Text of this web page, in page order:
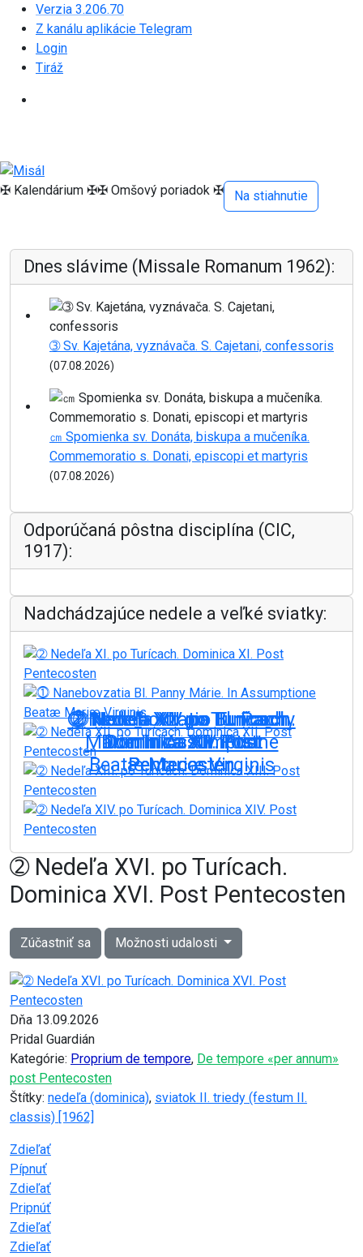
Verzia 3.206.70
Z kanálu aplikácie Telegram
Login
Tiráž
✠ Kalendárium ✠✠ Omšový poriadok ✠ Na stiahnutie
Dnes slávime (Missale Romanum 1962):
➂ Sv. Kajetána, vyznávača. S. Cajetani, confessoris
(07.08.2026)
㎝ Spomienka sv. Donáta, biskupa a mučeníka.
Commemoratio s. Donati, episcopi et martyris
(07.08.2026)
Odporúčaná pôstna disciplína (CIC,
1917):
Nadchádzajúce nedele a veľké sviatky:
➁ Nedeľa XI. po Turícach.
Dominica XI. Post
Pentecosten
⓵ Nanebovzatia Bl. Panny
Márie. In Assumptione
Beatæ Mariæ Virginis
➁ Nedeľa XII. po Turícach.
Dominica XII. Post
Pentecosten
➁ Nedeľa XIII. po Turícach.
Dominica XIII. Post
Pentecosten
➁ Nedeľa XIV. po Turícach.
Dominica XIV. Post
Pentecosten
➁ Nedeľa XVI. po Turícach.
Dominica XVI. Post Pentecosten
Zúčastniť sa Možnosti udalosti
Dňa 13.09.2026
Pridal Guardián
Kategórie: Proprium de tempore, De tempore «per annum»
post Pentecosten
Štítky: nedeľa (dominica), sviatok II. triedy (festum II.
classis) [1962]
Zdieľať
Pípnuť
Zdieľať
Pripnúť
Zdieľať
Zdieľať